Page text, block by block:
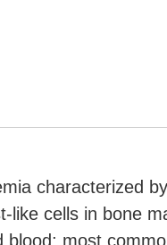
的英文翻译是什么
characterized
like cells in bone
blood; most